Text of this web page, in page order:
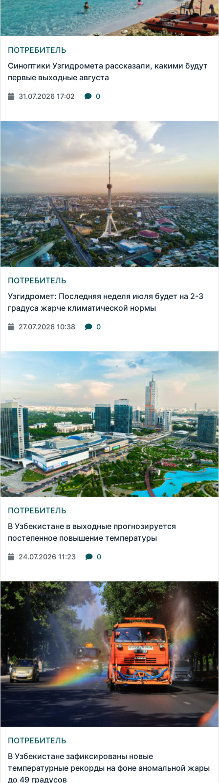
ПОТРЕБИТЕЛЬ
Синоптики Узгидромета рассказали, какими будут
первые выходные августа
31.07.2026 17:02 0
ПОТРЕБИТЕЛЬ
Узгидромет: Последняя неделя июля будет на 2-3
градуса жарче климатической нормы
27.07.2026 10:38 0
ПОТРЕБИТЕЛЬ
В Узбекистане в выходные прогнозируется
постепенное повышение температуры
24.07.2026 11:23 0
ПОТРЕБИТЕЛЬ
В Узбекистане зафиксированы новые
температурные рекорды на фоне аномальной жары
до 49 градусов